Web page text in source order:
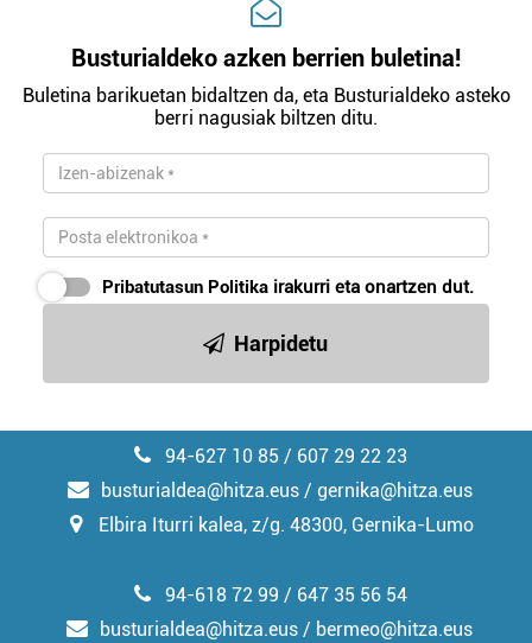
Busturialdeko azken berrien buletina!
Buletina barikuetan bidaltzen da, eta Busturialdeko asteko
berri nagusiak biltzen ditu.
Pribatutasun Politika irakurri eta onartzen dut.
Harpidetu
94-627 10 85 / 607 29 22 23
busturialdea@hitza.eus / gernika@hitza.eus
Elbira Iturri kalea, z/g. 48300, Gernika-Lumo
94-618 72 99 / 647 35 56 54
busturialdea@hitza.eus / bermeo@hitza.eus